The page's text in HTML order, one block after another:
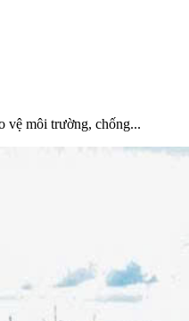
vệ môi trường, chống...